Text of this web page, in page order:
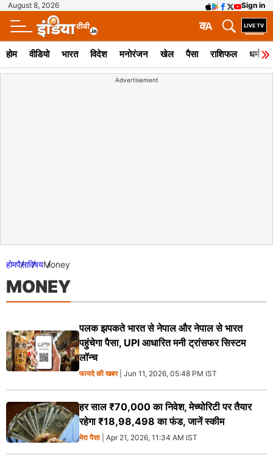
August 8, 2026 Sign in
A
क
होम वीडियो भारत विदेश मनोरंजन खेल पैसा राशिफल धर्म
Advertisement
होमपैसाविषयMoney
MONEY
पलक झपकते भारत से नेपाल और नेपाल से भारत
पहुंचेगा पैसा, UPI आधारित मनी ट्रांसफर सिस्टम
लॉन्च
फायदे की खबर| Jun 11, 2026, 05:48 PM IST
हर साल ₹70,000 का निवेश, मेच्योरिटी पर तैयार
रहेगा ₹18,98,498 का फंड, जानें स्कीम
मेरा पैसा| Apr 21, 2026, 11:34 AM IST